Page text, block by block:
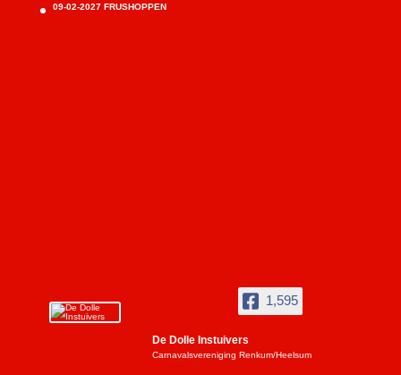
09-02-2027 FRUSHOPPEN
1,595
De Dolle Instuivers
Carnavalsvereniging Renkum/Heelsum